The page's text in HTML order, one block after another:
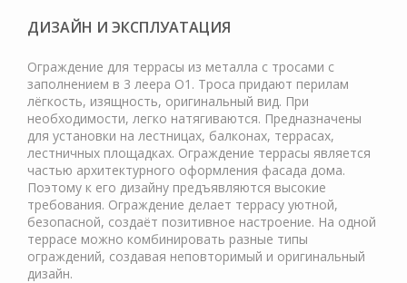
ДИЗАЙН И ЭКСПЛУАТАЦИЯ
Ограждение для террасы из металла с тросами с
заполнением в 3 леера О1. Троса придают перилам
лёгкость, изящность, оригинальный вид. При
необходимости, легко натягиваются. Предназначены
для установки на лестницах, балконах, террасах,
лестничных площадках. Ограждение террасы является
частью архитектурного оформления фасада дома.
Поэтому к его дизайну предъявляются высокие
требования. Ограждение делает террасу уютной,
безопасной, создаёт позитивное настроение. На одной
террасе можно комбинировать разные типы
ограждений, создавая неповторимый и оригинальный
дизайн.